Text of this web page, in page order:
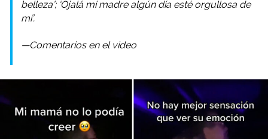
belleza’; ‘Ojalá mi madre algún día esté orgullosa de
mí’.
—Comentarios en el video